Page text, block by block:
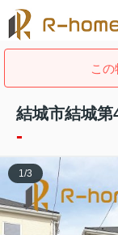
この
結城市結城
-
1/3